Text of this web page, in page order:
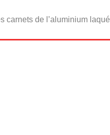
carnets de l’aluminium laqué